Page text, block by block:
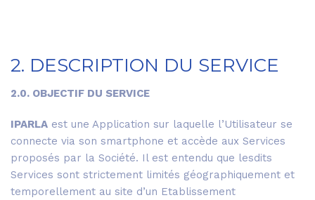
2. DESCRIPTION DU SERVICE
2.0. OBJECTIF DU SERVICE
IPARLA est une Application sur laquelle l’Utilisateur se
connecte via son smartphone et accède aux Services
proposés par la Société. Il est entendu que lesdits
Services sont strictement limités géographiquement et
temporellement au site d’un Etablissement